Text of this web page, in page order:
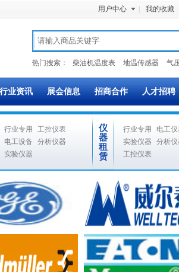
用户中心 我的收藏
热门搜索： 柴油机温度表 地温传感器 气
行业资讯 展会信息 招商合作 人才招聘
行业专用
工控仪表
电工设备
分析仪器
实验仪器
仪
器
租
赁
行业专用
电工仪
实验仪器
分析仪
工控仪表